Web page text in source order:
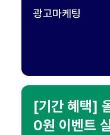
광고마케팅
[기간 혜택]
0원 이벤트